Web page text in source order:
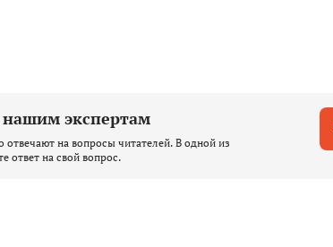
нашим экспертам
отвечают на вопросы читателей. В одной из
ответ на свой вопрос.